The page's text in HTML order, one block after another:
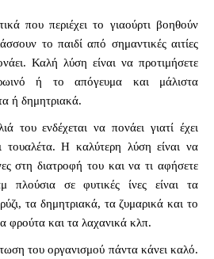
που περιέχει το γιαούρτι βοηθούν
το παιδί από σημαντικές αιτίες
Καλή λύση είναι να προτιμήσετε
ή το απόγευμα και μάλιστα
ή δημητριακά.
του ενδέχεται να πονάει γιατί έχει
τουαλέτα. Η καλύτερη λύση είναι να
στη διατροφή του και να τι αφήσετε
πλούσια σε φυτικές ίνες είναι τα
τα δημητριακά, τα ζυμαρικά και το
φρούτα και τα λαχανικά κλπ.
του οργανισμού πάντα κάνει καλό.